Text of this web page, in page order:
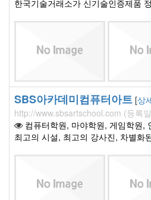
한국기술거래소가 신기술인증제품
SBS아카데미컴퓨터아트 [상
http://www.sbsartschool.com (등록
컴퓨터학원, 마야학원, 게임학원,
최고의 시설, 최고의 강사진, 차별화